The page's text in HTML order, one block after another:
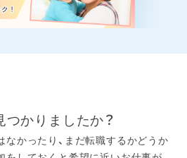
かりましたか？
かったり、まだ転職するかどうか